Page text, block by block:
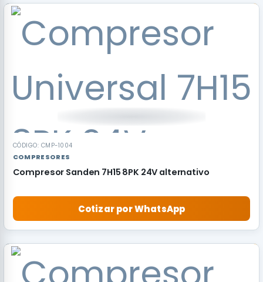
CÓDIGO: CMP-1004
COMPRESORES
Compresor Sanden 7H15 8PK 24V alternativo
Cotizar por WhatsApp